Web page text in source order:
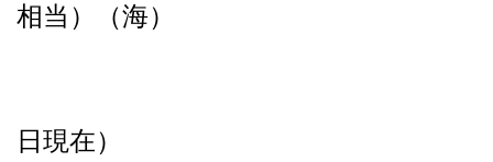
相当）（海）
日現在）